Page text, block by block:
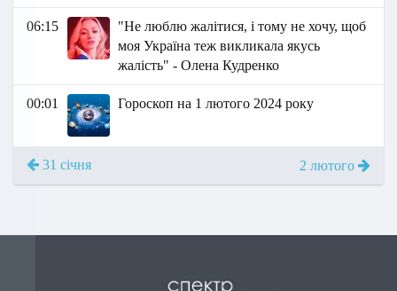
06:15
"Не люблю жалітися, і тому не хочу, щоб
моя Україна теж викликала якусь
жалість" - Олена Кудренко
00:01 Гороскоп на 1 лютого 2024 року
31 січня 2 лютого